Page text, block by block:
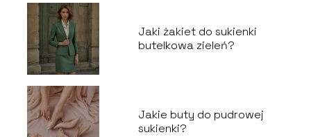
Jaki żakiet do sukienki
butelkowa zieleń?
Jakie buty do pudrowej
sukienki?